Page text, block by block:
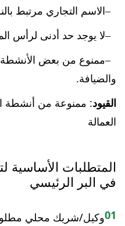
الاسم التجاري مرتبط
لا يوجد حد أدنى لرأس
ممنوع من بعض الأنشطة
والضيافة.
القيود: ممنوعة من أنشطة
العمالة
المتطلبات
في البر الرئيسي
01وكيل/شريك محلي